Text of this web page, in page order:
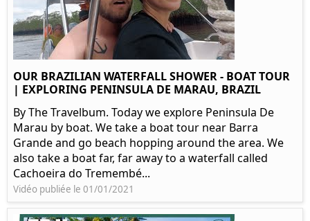
OUR BRAZILIAN WATERFALL SHOWER - BOAT TOUR
| EXPLORING PENINSULA DE MARAU, BRAZIL
By The Travelbum. Today we explore Peninsula De
Marau by boat. We take a boat tour near Barra
Grande and go beach hopping around the area. We
also take a boat far, far away to a waterfall called
Cachoeira do Tremembé...
Vidéo publiée le 01/01/2021